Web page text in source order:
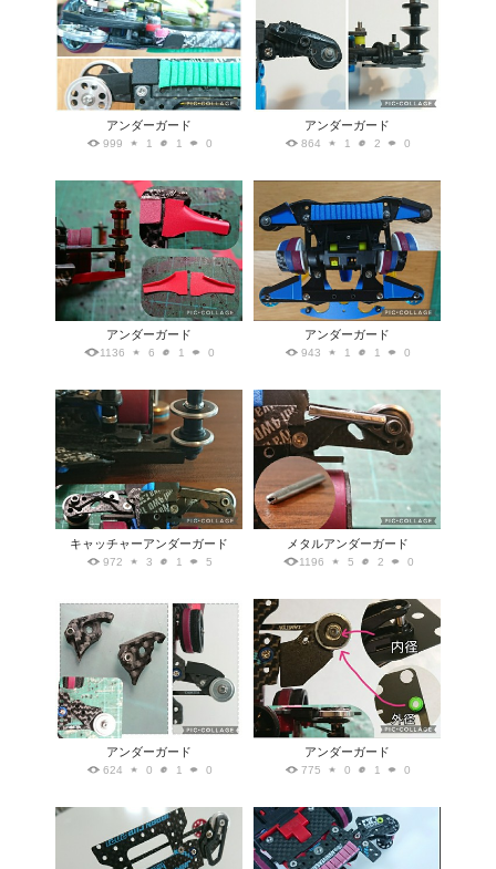
アンダーガード
999 1 1 0
アンダーガード
864 1 2 0
アンダーガード
1136 6 1 0
アンダーガード
943 1 1 0
キャッチャーアンダーガード
972 3 1 5
メタルアンダーガード
1196 5 2 0
アンダーガード
624 0 1 0
アンダーガード
775 0 1 0